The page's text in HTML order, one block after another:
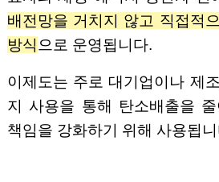
배전망을 거치지 않고 직접적
방식 으로 운영됩니다.
이제도는 주로 대기업이나 제
지 사용을 통해 탄소배출을
책임을 강화하기 위해 사용됩